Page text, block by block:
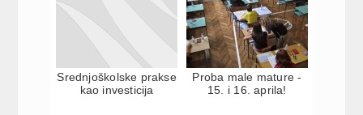
Srednjoškolske prakse
kao investicija
Proba male mature -
15. i 16. aprila!